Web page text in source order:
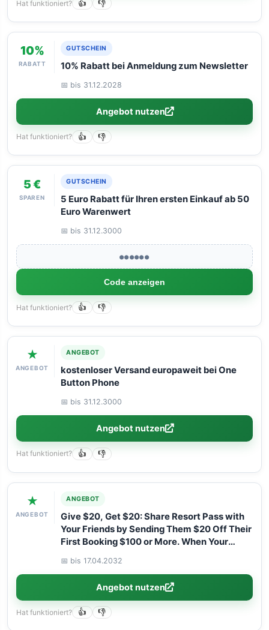
Hat funktioniert? 👍 👎
10%
RABATT
GUTSCHEIN
10% Rabatt bei Anmeldung zum Newsletter
📅 bis 31.12.2028
Angebot nutzen
Hat funktioniert? 👍 👎
5 €
SPAREN
GUTSCHEIN
5 Euro Rabatt für Ihren ersten Einkauf ab 50
Euro Warenwert
📅 bis 31.12.3000
●●●●●●
Code anzeigen
Hat funktioniert? 👍 👎
★
ANGEBOT
ANGEBOT
kostenloser Versand europaweit bei One
Button Phone
📅 bis 31.12.3000
Angebot nutzen
Hat funktioniert? 👍 👎
★
ANGEBOT
ANGEBOT
Give $20, Get $20: Share Resort Pass with
Your Friends by Sending Them $20 Off Their
First Booking $100 or More. When Your
$20 Off Your Next $100 or More Booking!
📅 bis 17.04.2032
Angebot nutzen
Hat funktioniert? 👍 👎